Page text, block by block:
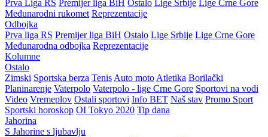
Prva Liga RS Premijer liga BiH Ostalo Lige Srbije Lige Crne Gore
Međunarodni rukomet Reprezentacije
Odbojka
Prva liga RS Premijer liga BiH Ostalo Lige Srbije Lige Crne Gore
Međunarodna odbojka Reprezentacije
Kolumne
Ostalo
Zimski Sportska berza Tenis Auto moto Atletika Borilački
Planinarenje Vaterpolo Vaterpolo - lige Crne Gore Sportovi na vodi
Video Vremeplov Ostali sportovi Info BET Naš stav Promo Sport
Sportski horoskop OI Tokyo 2020 Tip dana
Jahorina
S Jahorine s ljubavlju